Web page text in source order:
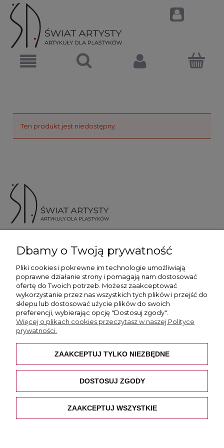
Ten produkt jest niedostępny.
Więcej informacji
Płatność i dostawa
Pomoc
O nas
Dbamy o Twoją prywatność
Pliki cookies i pokrewne im technologie umożliwiają
poprawne działanie strony i pomagają nam dostosować
ofertę do Twoich potrzeb. Możesz zaakceptować
wykorzystanie przez nas wszystkich tych plików i przejść do
sklepu lub dostosować użycie plików do swoich
preferencji, wybierając opcję "Dostosuj zgody".
Więcej o plikach cookies przeczytasz w naszej Polityce
prywatności.
ZAAKCEPTUJ TYLKO NIEZBĘDNE
DOSTOSUJ ZGODY
ZAAKCEPTUJ WSZYSTKIE